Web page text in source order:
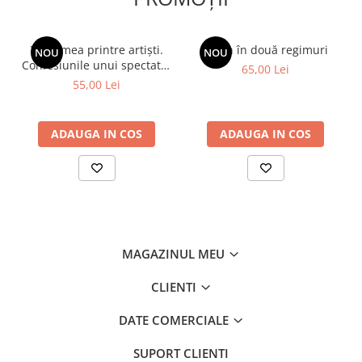
NOU
Viața mea printre artiști.
Confesiunile unui spectator
fidel
55,00 Lei
ADAUGA IN COS
NOU
Spion în două regimuri
65,00 Lei
ADAUGA IN COS
MAGAZINUL MEU
CLIENTI
DATE COMERCIALE
SUPORT CLIENTI